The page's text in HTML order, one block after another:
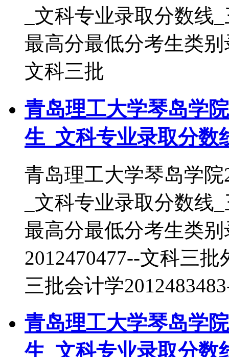
_文科专业录取分数
最高分最低分考生类别
文科三批
青岛理工大学琴岛学
生_文科专业录取分数
青岛理工大学琴岛学
_文科专业录取分数
最高分最低分考生类
2012470477--文科三
三批会计学
青岛理工大学琴岛学
生_文科专业录取分数